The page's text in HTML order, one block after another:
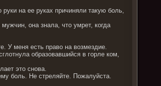
на ее руках причиняли такую боль,
она знала, что умрет, когда
У меня есть право на возмездие.
образовавшийся в горле ком,
это снова.
боль. Не стреляйте. Пожалуйста.